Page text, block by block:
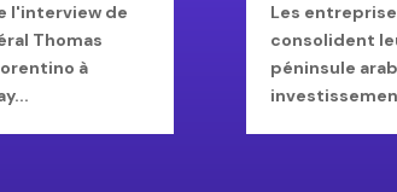
l'interview de
Thomas
à
Les
consolident
péninsule